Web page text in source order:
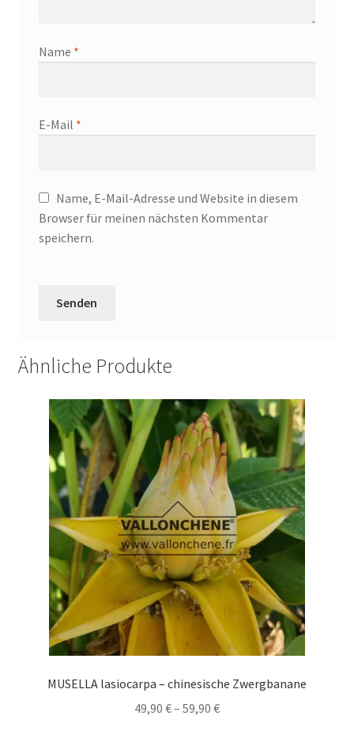
Name *
E-Mail *
Name, E-Mail-Adresse und Website in diesem
Browser für meinen nächsten Kommentar
speichern.
Ähnliche Produkte
MUSELLA lasiocarpa – chinesische Zwergbanane
49,90 €– 59,90 €Preisspanne: